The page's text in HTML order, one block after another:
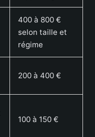
400 à 800 €
selon taille et
régime
200 à 400 €
100 à 150 €